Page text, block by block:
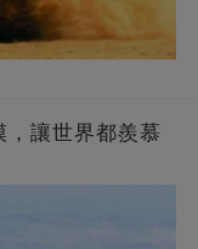
，讓世界都羨慕